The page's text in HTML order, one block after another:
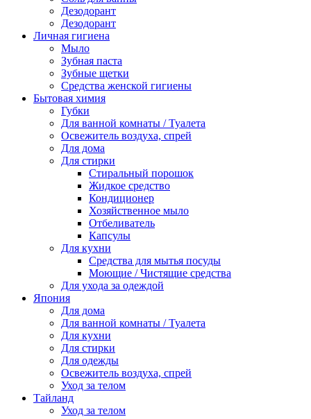
Дезодорант
Дезодорант
Личная гигиена
Мыло
Зубная паста
Зубные щетки
Средства женской гигиены
Бытовая химия
Губки
Для ванной комнаты / Туалета
Освежитель воздуха, спрей
Для дома
Для стирки
Стиральный порошок
Жидкое средство
Кондиционер
Хозяйственное мыло
Отбеливатель
Капсулы
Для кухни
Средства для мытья посуды
Моющие / Чистящие средства
Для ухода за одеждой
Япония
Для дома
Для ванной комнаты / Туалета
Для кухни
Для стирки
Для одежды
Освежитель воздуха, спрей
Уход за телом
Тайланд
Уход за телом